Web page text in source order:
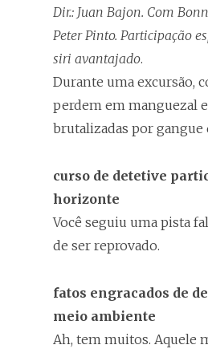
Dir.: Juan Bajon. Com
Peter Pinto. Participação
siri avantajado.
Durante uma excursão,
perdem em manguezal
brutalizadas por gangue
curso de detetive
horizonte
Você seguiu uma pista
de ser reprovado.
fatos engracados de
meio ambiente
Ah, tem muitos. Aquele